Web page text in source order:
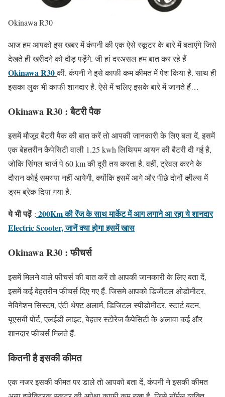
Okinawa R30
आज हम आपको इस खबर में कंपनी की एक ऐसे स्कूटर के बारे में बताएंगे जिसे
देखते ही खरीदने को दौड़ पड़ेंगे. जी हां दरअसल हम बात कर रहे हैं
Okinawa R30की. कंपनी ने इसे काफी कम कीमत में पेश किया है. साथ ही
इसका लुक भी काफी शानदार है. ऐसे में चलिए इसके बारे में जानते हैं…
Okinawa R30 : बैटरी पैक
इसमें मौजूद बैटरी पैक की बात करें तो आपकी जानकारी के लिए बता दें, इसमें
एक बेहतरीन कैपेसिटी वाली 1.25 kwh लिथियम आयन की बैटरी दी गई है,
जोकि सिंगल चार्ज पे 60 km की दूरी तय करता है. वहीं, ट्रेवल करने के
दौरान कोई समस्या नहीं आयेगी, क्योंकि इसमें आगे और पीछे दोनों व्हील्स में
ड्रम ब्रेक दिया गया है.
ये भी पढ़ें : 200Km की रेंज के साथ मार्केट में आग लगाने आ रहा ये शानदार
Electric Scooter, जानें क्या होगा इसमें खास
Okinawa R30 : फीचर्स
इसमें मिलने वाले फीचर्स की बात करें तो आपकी जानकारी के लिए बता दें,
इसमें कई बेहतरीन फीचर्स दिए गए हैं. जिसमे आपको डिजीटल ओडोमीटर,
नेविगेशन सिस्टम, एंटी थेफ्ट अलार्म, डिजिटल स्पीडोमीटर, स्टार्ट बटन,
यूएसबी पोर्ट, एलईडी लाइट, बेहतर स्टोरेज कैपेसिटी के अलावा कई और
शानदार फीचर्स मिलते हैं.
कितनी है इसकी कीमत
एक नजर इसकी कीमत पर डाले तो आपको बता दें, कंपनी ने इसकी कीमत